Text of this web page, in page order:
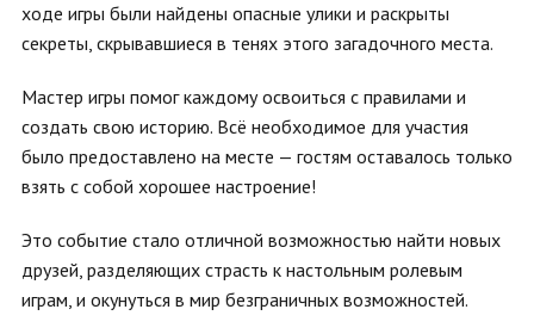
ходе игры были найдены опасные улики и раскрыты
секреты, скрывавшиеся в тенях этого загадочного места.
Мастер игры помог каждому освоиться с правилами и
создать свою историю. Всё необходимое для участия
было предоставлено на месте — гостям оставалось только
взять с собой хорошее настроение!
Это событие стало отличной возможностью найти новых
друзей, разделяющих страсть к настольным ролевым
играм, и окунуться в мир безграничных возможностей.